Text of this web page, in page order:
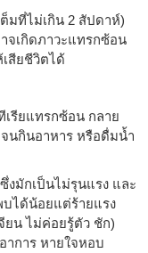
มที่ไม่เกิน 2 สัปดาห์)
จเกิดภาวะแทรกซ้อน
สียชีวิตได้
รียแทรกซ้อน กลาย
นกินอาหาร หรือดื่มน้ำ
งมักเป็นไม่รุนแรง และ
บได้น้อยแต่ร้ายแรง
ยน ไม่ค่อยรู้ตัว ชัก)
การ หายใจหอบ